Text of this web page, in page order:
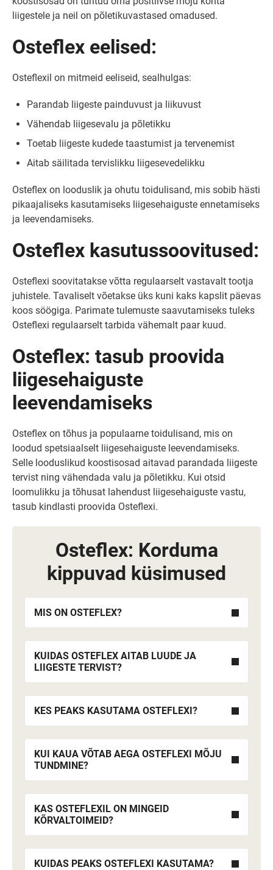
liigestele ja neil on põletikuvastased omadused.
Osteflex eelised:
Osteflexil on mitmeid eeliseid, sealhulgas:
Parandab liigeste painduvust ja liikuvust
Vähendab liigesevalu ja põletikku
Toetab liigeste kudede taastumist ja tervenemist
Aitab säilitada tervislikku liigesevedelikku
Osteflex on looduslik ja ohutu toidulisand, mis sobib hästi
pikaajaliseks kasutamiseks liigesehaiguste ennetamiseks
ja leevendamiseks.
Osteflex kasutussoovitused:
Osteflexi soovitatakse võtta regulaarselt vastavalt tootja
juhistele. Tavaliselt võetakse üks kuni kaks kapslit päevas
koos söögiga. Parimate tulemuste saavutamiseks tuleks
Osteflexi regulaarselt tarbida vähemalt paar kuud.
Osteflex: tasub proovida
liigesehaiguste
leevendamiseks
Osteflex on tõhus ja populaarne toidulisand, mis on
loodud spetsiaalselt liigesehaiguste leevendamiseks.
Selle looduslikud koostisosad aitavad parandada liigeste
tervist ning vähendada valu ja põletikku. Kui otsid
loomulikku ja tõhusat lahendust liigesehaiguste vastu,
tasub kindlasti proovida Osteflexi.
Osteflex: Korduma
kippuvad küsimused
MIS ON OSTEFLEX?
KUIDAS OSTEFLEX AITAB LUUDE JA
LIIGESTE TERVIST?
KES PEAKS KASUTAMA OSTEFLEXI?
KUI KAUA VÕTAB AEGA OSTEFLEXI MÕJU
TUNDMINE?
KAS OSTEFLEXIL ON MINGEID
KÕRVALTOIMEID?
KUIDAS PEAKS OSTEFLEXI KASUTAMA?